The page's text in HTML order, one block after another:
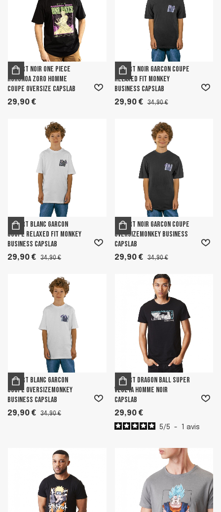
T-shirt Noir One Piece
Roronoa Zoro homme
coupe Oversize Capslab
29,90 €
T-shirt Noir garcon coupe
Relaxed fit Monkey
Business Capslab
29,90 € 34,90 €
T-shirt Blanc garcon
coupe Relaxed fit Monkey
Business Capslab
29,90 € 34,90 €
T-shirt Noir garcon coupe
OversizeMonkey Business
Capslab
29,90 € 34,90 €
T-shirt Blanc garcon
coupe OversizeMonkey
Business Capslab
29,90 € 34,90 €
T-shirt Dragon Ball Super
Vegeta Homme Noir
Capslab
29,90 €
5/5 - 1 avis